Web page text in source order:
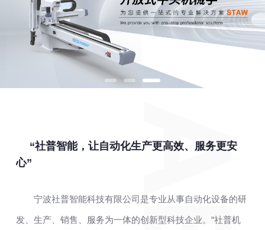
“社普智能，让自动化生产更高效、服务更安
心”
宁波社普智能科技有限公司是专业从事自动化设备的研
发、生产、销售、服务为一体的创新型科技企业。“社普机